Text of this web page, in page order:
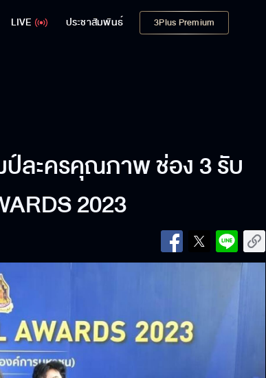
LIVE ประชาสัมพันธ์ 3Plus Premium
ป์ละครคุณภาพ ช่อง 3 รับ
2023